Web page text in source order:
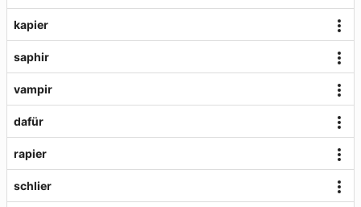
kapier
saphir
vampir
dafür
rapier
schlier